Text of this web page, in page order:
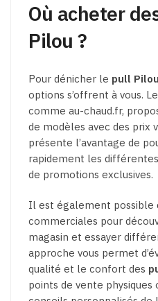
Où acheter
Pilou ?
Pour dénicher le pull
options s’offrent à vous.
comme au-chaud.fr,
de modèles avec des prix
présente l’avantage de
rapidement les
de promotions exclusives.
Il est également possible
commerciales pour
magasin et essayer
approche vous permet
qualité et le confort des
points de vente